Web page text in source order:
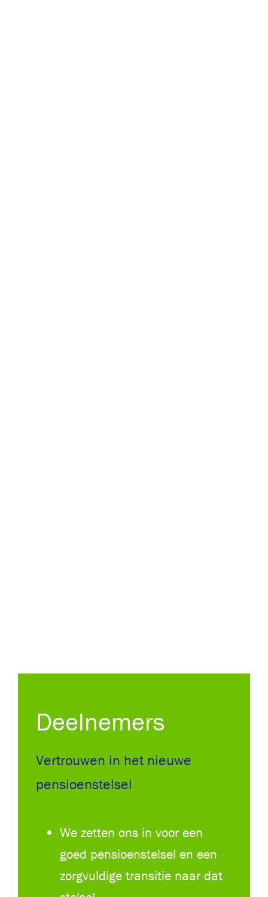
Deelnemers
Vertrouwen in het nieuwe
pensioenstelsel
We zetten ons in voor een
goed pensioenstelsel en een
zorgvuldige transitie naar dat